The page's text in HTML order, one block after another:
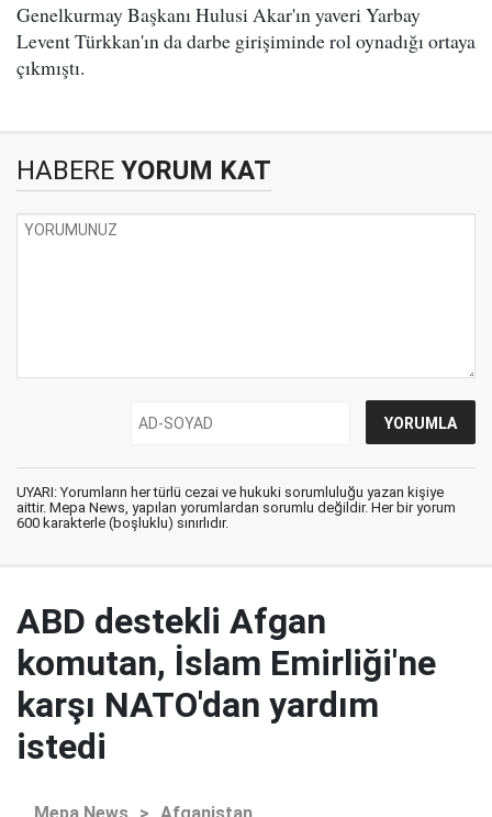
Genelkurmay Başkanı Hulusi Akar'ın yaveri Yarbay
Levent Türkkan'ın da darbe girişiminde rol oynadığı ortaya
çıkmıştı.
HABERE YORUM KAT
UYARI: Yorumların her türlü cezai ve hukuki sorumluluğu yazan kişiye
aittir. Mepa News, yapılan yorumlardan sorumlu değildir. Her bir yorum
600 karakterle (boşluklu) sınırlıdır.
ABD destekli Afgan
komutan, İslam Emirliği'ne
karşı NATO'dan yardım
istedi